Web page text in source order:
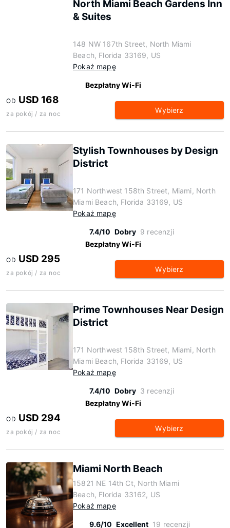
North Miami Beach Gardens Inn
& Suites
148 NW 167th Street, North Miami
Beach, Florida 33169, US
Pokaż mapę
Bezpłatny Wi-Fi
OD USD 168
za pokój / za noc Wybierz
Stylish Townhouses by Design
District
171 Northwest 158th Street, Miami, North
Miami Beach, Florida 33169, US
Pokaż mapę
7.4/10 Dobry 9 recenzji
Bezpłatny Wi-Fi
OD USD 295
za pokój / za noc Wybierz
Prime Townhouses Near Design
District
171 Northwest 158th Street, Miami, North
Miami Beach, Florida 33169, US
Pokaż mapę
7.4/10 Dobry 3 recenzji
Bezpłatny Wi-Fi
OD USD 294
za pokój / za noc Wybierz
Miami North Beach
15821 NE 14th Ct, North Miami
Beach, Florida 33162, US
Pokaż mapę
9.6/10 Excellent 19 recenzji